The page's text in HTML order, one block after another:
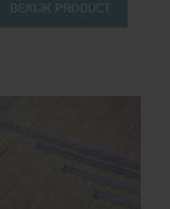
BEKIJK PRODUCT